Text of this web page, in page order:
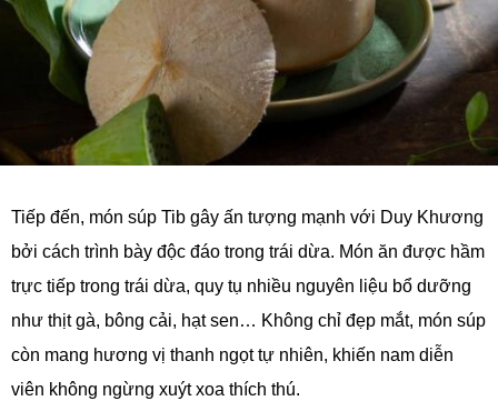
Tiếp đến, món súp Tib gây ấn tượng mạnh với Duy Khương
bởi cách trình bày độc đáo trong trái dừa. Món ăn được hầm
trực tiếp trong trái dừa, quy tụ nhiều nguyên liệu bổ dưỡng
như thịt gà, bông cải, hạt sen… Không chỉ đẹp mắt, món súp
còn mang hương vị thanh ngọt tự nhiên, khiến nam diễn
viên không ngừng xuýt xoa thích thú.